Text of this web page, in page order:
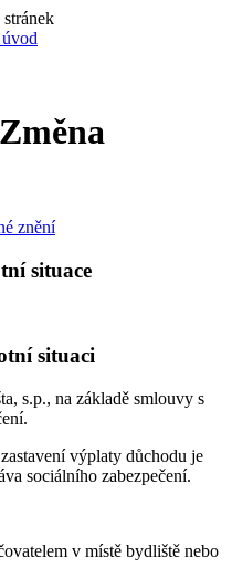
znění
situace
situaci
s.p., na základě smlouvy s
výplaty důchodu je
sociálního zabezpečení.
v místě bydliště nebo